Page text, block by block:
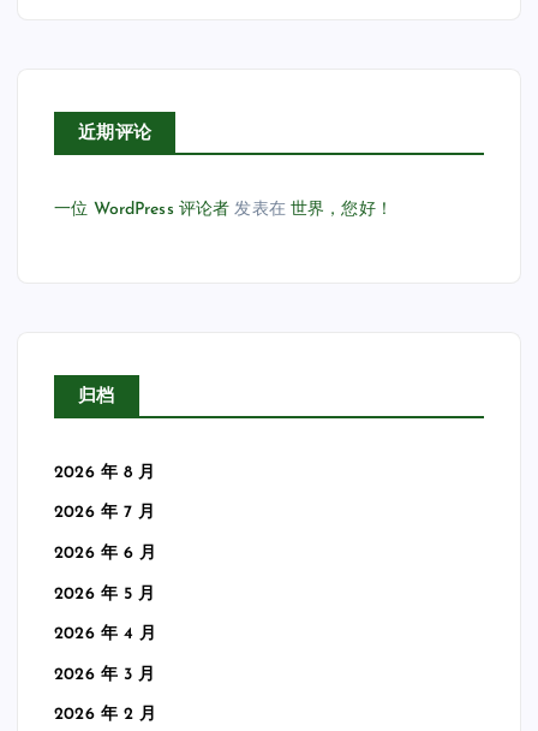
近期评论
一位 WordPress 评论者 发表在世界，您好！
归档
2026 年 8 月
2026 年 7 月
2026 年 6 月
2026 年 5 月
2026 年 4 月
2026 年 3 月
2026 年 2 月